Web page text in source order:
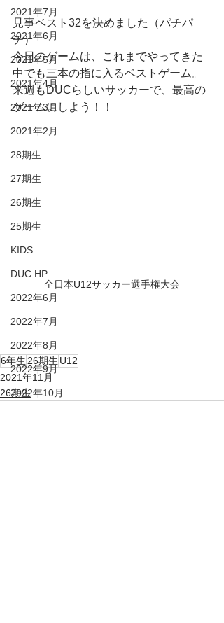
2021年7月
2021年6月
2021年5月
2021年4月
2021年3月
2021年2月
28期生
27期生
26期生
25期生
KIDS
DUC HP
2022年6月
2022年7月
2022年8月
2022年9月
2022年10月
見事ベスト32を決めました（パチパ
チ）
今日のゲームは、これまでやってきた
中でも三本の指に入るベストゲーム。
来週もDUCらしいサッカーで、最高の
ゲームにしよう！！
全日本U12サッカー選手権大会
6年生 26期生 U12
2021年11月
26期生